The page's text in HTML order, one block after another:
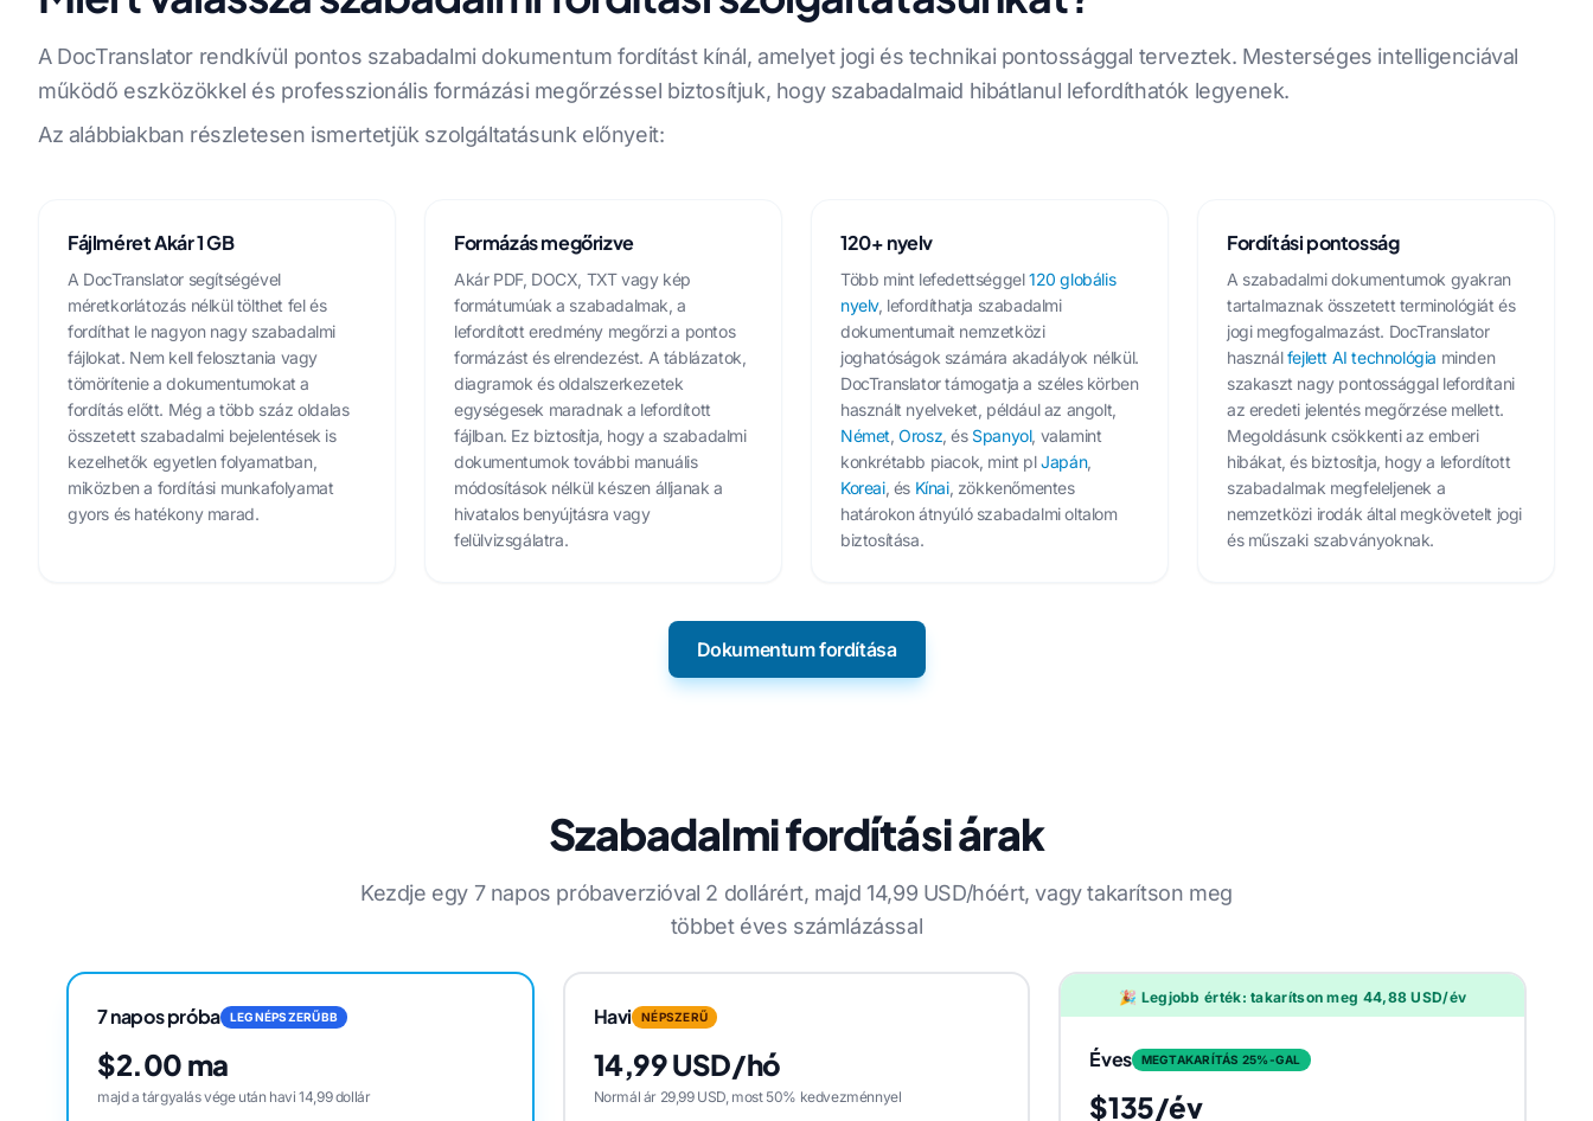
A DocTranslator rendkívül pontos szabadalmi dokumentum fordítást kínál, amelyet jogi és technikai pontossággal terveztek. Mesterséges intelligenciával
működő eszközökkel és professzionális formázási megőrzéssel biztosítjuk, hogy szabadalmaid hibátlanul lefordíthatók legyenek.
Az alábbiakban részletesen ismertetjük szolgáltatásunk előnyeit:
Fájlméret Akár 1 GB
A DocTranslator segítségével
méretkorlátozás nélkül tölthet fel és
fordíthat le nagyon nagy szabadalmi
fájlokat. Nem kell felosztania vagy
tömörítenie a dokumentumokat a
fordítás előtt. Még a több száz oldalas
összetett szabadalmi bejelentések is
kezelhetők egyetlen folyamatban,
miközben a fordítási munkafolyamat
gyors és hatékony marad.
Formázás megőrizve
Akár PDF, DOCX, TXT vagy kép
formátumúak a szabadalmak, a
lefordított eredmény megőrzi a pontos
formázást és elrendezést. A táblázatok,
diagramok és oldalszerkezetek
egységesek maradnak a lefordított
fájlban. Ez biztosítja, hogy a szabadalmi
dokumentumok további manuális
módosítások nélkül készen álljanak a
hivatalos benyújtásra vagy
felülvizsgálatra.
120+ nyelv
Több mint lefedettséggel120 globális
nyelv, lefordíthatja szabadalmi
dokumentumait nemzetközi
joghatóságok számára akadályok nélkül.
DocTranslator támogatja a széles körben
használt nyelveket, például az angolt,
Német,Orosz, és Spanyol, valamint
konkrétabb piacok, mint plJapán,
Koreai, és Kínai, zökkenőmentes
határokon átnyúló szabadalmi oltalom
biztosítása.
Fordítási pontosság
A szabadalmi dokumentumok gyakran
tartalmaznak összetett terminológiát és
jogi megfogalmazást. DocTranslator
használfejlett AI technológia minden
szakaszt nagy pontossággal lefordítani
az eredeti jelentés megőrzése mellett.
Megoldásunk csökkenti az emberi
hibákat, és biztosítja, hogy a lefordított
szabadalmak megfeleljenek a
nemzetközi irodák által megkövetelt jogi
és műszaki szabványoknak.
Dokumentum fordítása
Szabadalmi fordítási árak
Kezdje egy 7 napos próbaverzióval 2 dollárért, majd 14,99 USD/hóért, vagy takarítson meg
többet éves számlázással
7 napos próba LEGNÉPSZERŰBB
$2.00 ma
majd a tárgyalás vége után havi 14,99 dollár
Havi NÉPSZERŰ
14,99 USD/hó
Normál ár 29,99 USD, most 50% kedvezménnyel
🎉 Legjobb érték: takarítson meg 44,88 USD/év
Éves MEGTAKARÍTÁS 25%-GAL
$135/év